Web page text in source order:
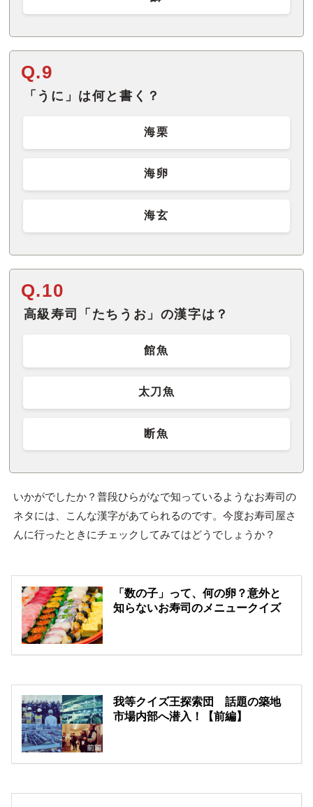
Q.9
「うに」は何と書く？
海栗
海卵
海玄
Q.10
高級寿司「たちうお」の漢字は？
館魚
太刀魚
断魚
いかがでしたか？普段ひらがなで知っているようなお寿司の
ネタには、こんな漢字があてられるのです。今度お寿司屋さ
んに行ったときにチェックしてみてはどうでしょうか？
「数の子」って、何の卵？意外と
知らないお寿司のメニュークイズ
我等クイズ王探索団 話題の築地
市場内部へ潜入！【前編】